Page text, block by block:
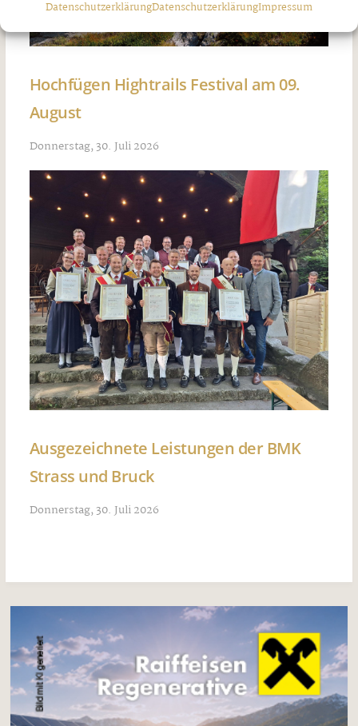
DatenschutzerklärungDatenschutzerklärungImpressum
Hochfügen Hightrails Festival am 09.
August
Donnerstag, 30. Juli 2026
Ausgezeichnete Leistungen der BMK
Strass und Bruck
Donnerstag, 30. Juli 2026